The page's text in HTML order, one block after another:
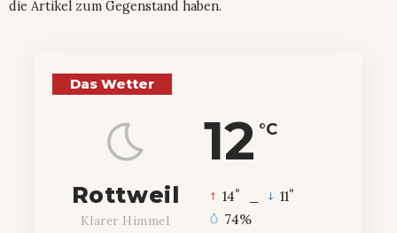
die Artikel zum Gegenstand haben.
Das Wetter
12 °C
Rottweil
Klarer Himmel
14° 11°
74%